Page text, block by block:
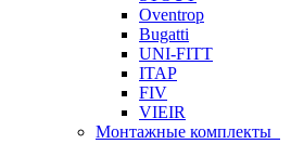
Oventrop
Bugatti
UNI-FITT
ITAP
FIV
VIEIR
Монтажные комплекты